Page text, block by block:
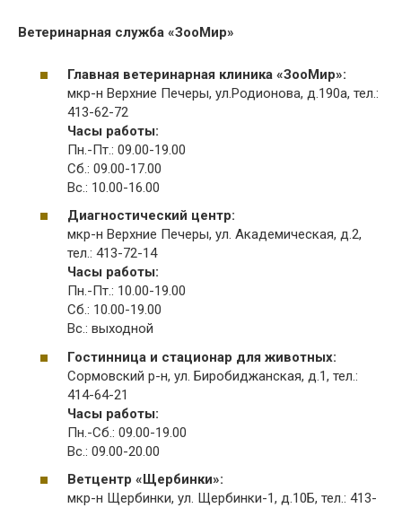
Ветеринарная служба «ЗооМир»
Главная ветеринарная клиника «ЗооМир»:
мкр-н Верхние Печеры, ул.Родионова, д.190а, тел.:
413-62-72
Часы работы:
Пн.-Пт.: 09.00-19.00
Сб.: 09.00-17.00
Вс.: 10.00-16.00
Диагностический центр:
мкр-н Верхние Печеры, ул. Академическая, д.2,
тел.: 413-72-14
Часы работы:
Пн.-Пт.: 10.00-19.00
Сб.: 10.00-19.00
Вс.: выходной
Гостинница и стационар для животных:
Сормовский р-н, ул. Биробиджанская, д.1, тел.:
414-64-21
Часы работы:
Пн.-Сб.: 09.00-19.00
Вс.: 09.00-20.00
Ветцентр «Щербинки»:
мкр-н Щербинки, ул. Щербинки-1, д.10Б, тел.: 413-